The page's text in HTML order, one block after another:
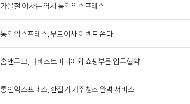
가을철 이사는 역시 통인익스프레스
통인익스프레스, 무료이사 이벤트 쏜다
홈앤무브, 더베스트미디어와 쇼핑부문 업무협약
통인익스프레스, 환절기 거주청소 완벽 서비스